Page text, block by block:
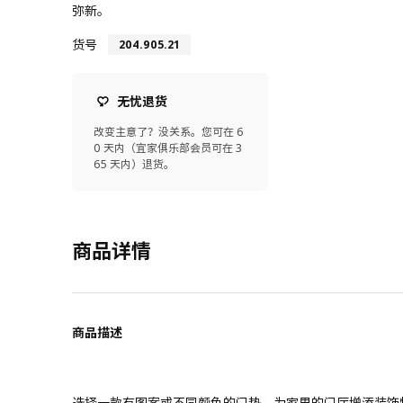
弥新。
货号
204.905.21
无忧退货
改变主意了？没关系。您可在 6
0 天内（宜家俱乐部会员可在 3
65 天内）退货。
商品详情
商品描述